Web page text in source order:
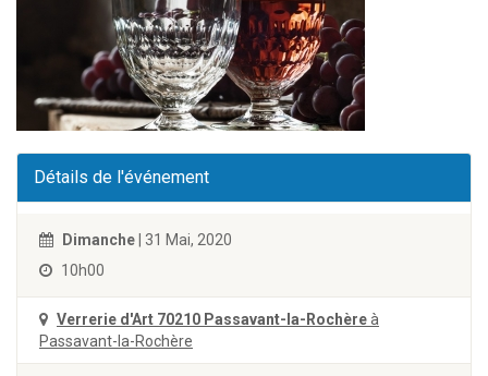
Détails de l'événement
Dimanche | 31 Mai, 2020
10h00
Verrerie d'Art 70210 Passavant-la-Rochèreà
Passavant-la-Rochère